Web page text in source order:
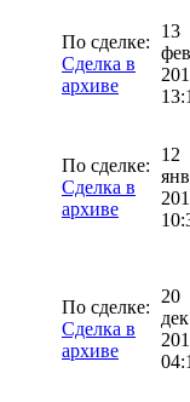
По сделке:
Сделка в
архиве
13
фев
По сделке:
Сделка в
архиве
12
янв
По сделке:
Сделка в
архиве
20
дек